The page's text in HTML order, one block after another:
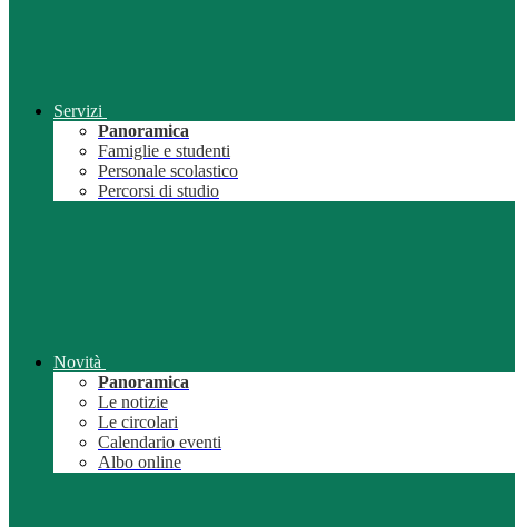
Servizi
Panoramica
Famiglie e studenti
Personale scolastico
Percorsi di studio
Novità
Panoramica
Le notizie
Le circolari
Calendario eventi
Albo online